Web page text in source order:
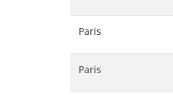
Paris
Paris